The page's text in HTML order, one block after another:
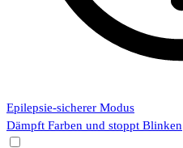
Epilepsie-sicherer Modus
Dämpft Farben und stoppt Blinken